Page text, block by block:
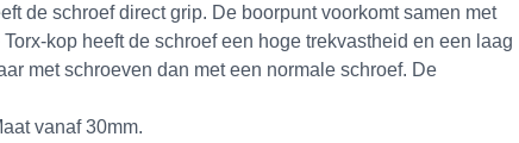
de schroef direct grip. De boorpunt voorkomt samen met
kop heeft de schroef een hoge trekvastheid en een laag
met schroeven dan met een normale schroef. De
vanaf 30mm.